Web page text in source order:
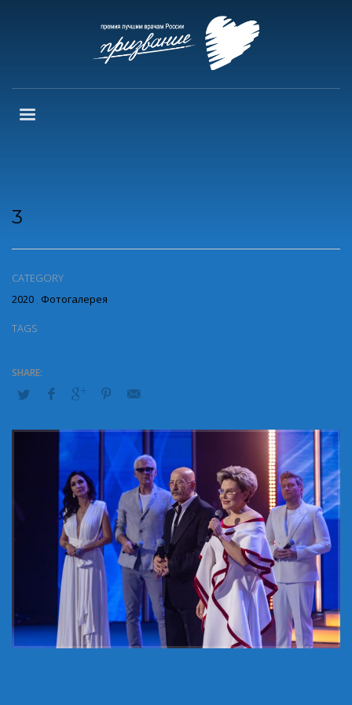
3
CATEGORY
2020 Фотогалерея
TAGS